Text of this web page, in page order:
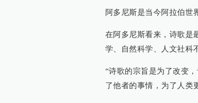
阿多尼斯是当今阿拉伯世
在阿多尼斯看来，诗歌是
学、自然科学、人文社科
“诗歌的宗旨是为了改变
了他者的事情，为了人类